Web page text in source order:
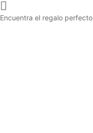

Encuentra el regalo perfecto